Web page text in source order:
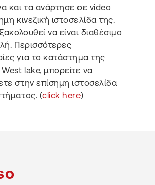
και τα ανάρτησε σε video
κινεζική ιστοσελίδα της.
να είναι διαθέσιμο
Περισσότερες
για το κατάστημα της
lake, μπορείτε να
στην επίσημη ιστοσελίδα
(click here)